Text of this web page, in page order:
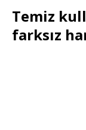
Temiz
farksız